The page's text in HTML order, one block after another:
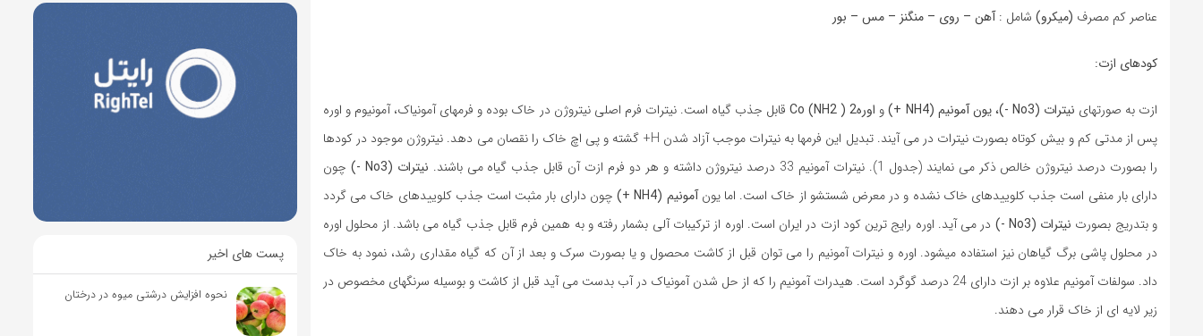
عناصر کم مصرف (میکرو) شامل :آهن – روی – منگنز – مس – بور
کودهای ازت:
ازت به صورتهای نیترات (No3 -)، یون آمونیم (NH4 +) و اورهCo (NH2 ) 2
قابل جذب گیاه است. نیترات فرم اصلی نیتروژن در خاک بوده و فرمهای آمونیاک، آمونیوم و اوره
پس از مدتی کم و بیش کوتاه بصورت نیترات در می آیند. تبدیل این فرمها به نیترات موجب آزاد شدن H+ گشته و پی اچ خاک را نقصان می دهد. نیتروژن موجود در کودها
را بصورت درصد نیتروژن خالص ذکر می نمایند (جدول 1). نیترات آمونیم 33 درصد نیتروژن داشته و هر دو فرم ازت آن قابل جذب گیاه می باشند.
نیترات (No3 -)
چون
دارای بار منفی است جذب کلوییدهای خاک نشده و در معرض شستشو از خاک است. اما یونآمونیم (NH4 +)
چون دارای بار مثبت است جذب کلوییدهای خاک می گردد
و بتدریج بصورت نیترات (No3 -)
در می آید. اوره رایج ترین کود ازت در ایران است. اوره از ترکیبات آلی بشمار رفته و به همین فرم قابل جذب گیاه می باشد. از محلول اوره
در محلول پاشی برگ گیاهان نیز استفاده میشود. اوره و نیترات آمونیم را می توان قبل از کاشت محصول و یا بصورت سرک و بعد از آن که گیاه مقداری رشد، نمود به خاک
داد. سولفات آمونیم علاوه بر ازت دارای 24 درصد گوگرد است. هیدرات آمونیم را که از حل شدن آمونیاک در آب بدست می آید قبل از کاشت و بوسیله سرنگهای مخصوص در
زیر لایه ای از خاک قرار می دهند.
پست های اخیر
نحوه افزایش درشتی میوه در درختان